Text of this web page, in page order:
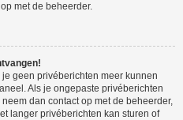
met de beheerder.
geen privéberichten meer kunnen
Als je ongepaste privéberichten
dan contact op met de beheerder,
langer privéberichten kan sturen of